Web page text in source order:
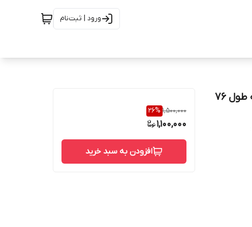
ورود | ثبت‌نام
سویج نیپل 2اینچ به 1 1/2 ینچ رده 40 اس 40 اس به طول 76
1,500,000
26%
1,100,000
افزودن به سبد خرید